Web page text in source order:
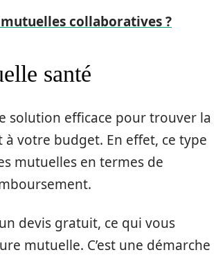
collaboratives ?
santé
solution efficace pour trouver la
votre budget. En effet, ce type
mutuelles en termes de
devis gratuit, ce qui vous
mutuelle. C’est une démarche